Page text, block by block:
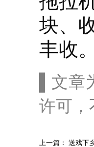
块、
丰收
▌文
许可，
上一篇： 送戏下